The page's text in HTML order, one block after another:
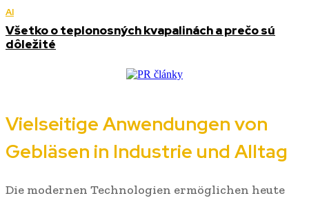
AI
Všetko o teplonosných kvapalinách a prečo sú
dôležité
Vielseitige Anwendungen von
Gebläsen in Industrie und Alltag
Die modernen Technologien ermöglichen heute